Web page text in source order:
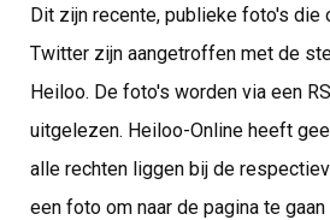
Dit zijn recente, publieke foto's die
Twitter zijn aangetroffen met de
Heiloo. De foto's worden via een
uitgelezen. Heiloo-Online heeft
alle rechten liggen bij de
een foto om naar de pagina te